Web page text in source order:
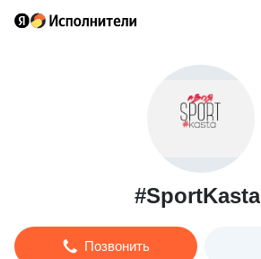
#SportKasta
Позвонить